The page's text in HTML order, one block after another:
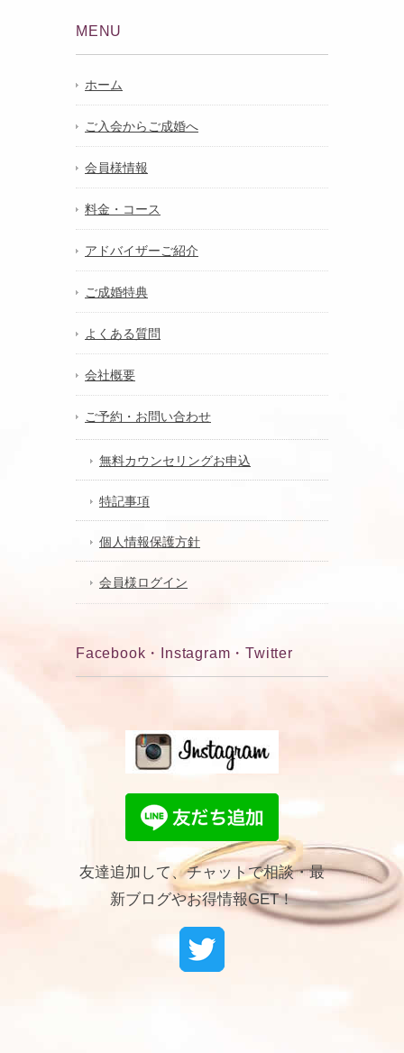
MENU
ホーム
ご入会からご成婚へ
会員様情報
料金・コース
アドバイザーご紹介
ご成婚特典
よくある質問
会社概要
ご予約・お問い合わせ
無料カウンセリングお申込
特記事項
個人情報保護方針
会員様ログイン
Facebook・Instagram・Twitter
友達追加して、チャットで相談・最
新ブログやお得情報GET！